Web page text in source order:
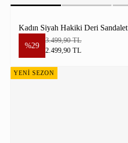
Kadın Siyah Hakiki Deri Sandalet
%29
3.499,90 TL
2.499,90 TL
YENİ SEZON